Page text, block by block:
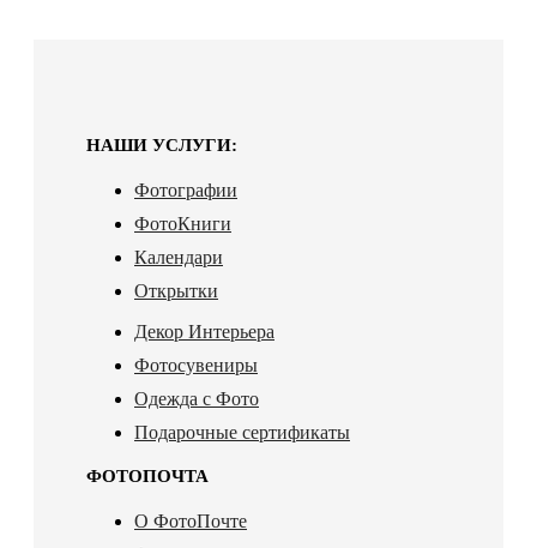
НАШИ УСЛУГИ:
Фотографии
ФотоКниги
Календари
Открытки
Декор Интерьера
Фотосувениры
Одежда с Фото
Подарочные сертификаты
ФОТОПОЧТА
О ФотоПочте